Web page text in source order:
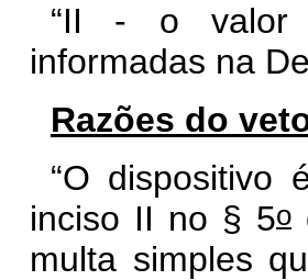
“II - o valor
informadas na
Razões do
“O dispositivo
inciso II no § 5o
multa simples